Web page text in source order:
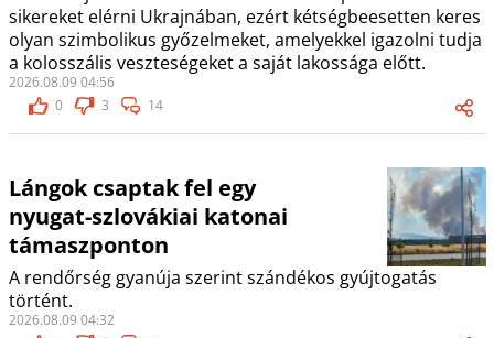
sikereket elérni Ukrajnában, ezért kétségbeesetten keres
olyan szimbolikus győzelmeket, amelyekkel igazolni tudja
a kolosszális veszteségeket a saját lakossága előtt.
2026.08.09 04:56
0
3 14
Lángok csaptak fel egy
nyugat-szlovákiai katonai
támaszponton
A rendőrség gyanúja szerint szándékos gyújtogatás
történt.
2026.08.09 04:32